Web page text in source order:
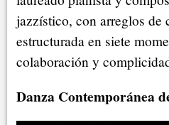
jazzístico, con arreglos de
estructurada en siete
colaboración y
Danza Contemporánea